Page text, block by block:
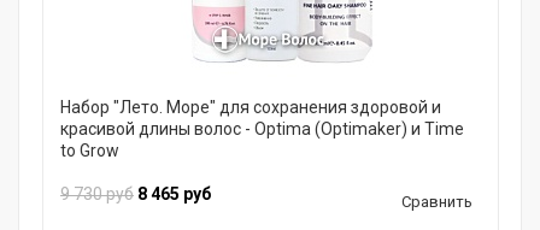
Набор "Лето. Море" для сохранения здоровой и
красивой длины волос - Optima (Optimaker) и Time
to Grow
9 730 руб 8 465 руб Сравнить